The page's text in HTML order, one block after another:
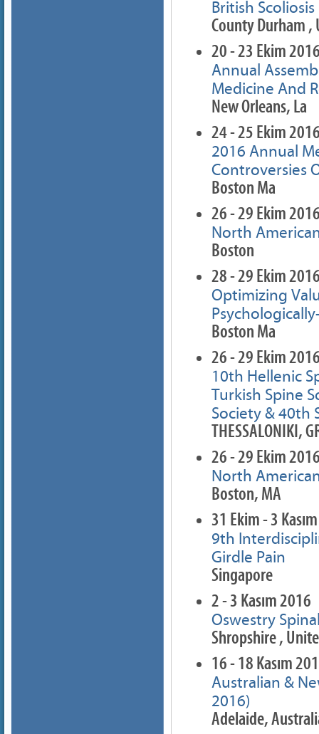
British
County Durham ,
20 - 23 Ekim
Annual
Medicine And
New Orleans, La
24 - 25 Ekim
2016 Annual
Controversies
Boston Ma
26 - 29 Ekim
North
Boston
28 - 29 Ekim
Optimizing
Boston Ma
26 - 29 Ekim
10th Hellenic
Turkish Spine
Society & 40th
THESSALONIKI,
26 - 29 Ekim
North
Boston, MA
31 Ekim - 3
9th
Girdle Pain
Singapore
2 - 3 Kasım 2016
Oswestry
Shropshire ,
16 - 18 Kasım
Australian &
2016)
Adelaide,